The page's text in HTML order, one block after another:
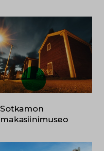
Sotkamon
makasiinimuseo